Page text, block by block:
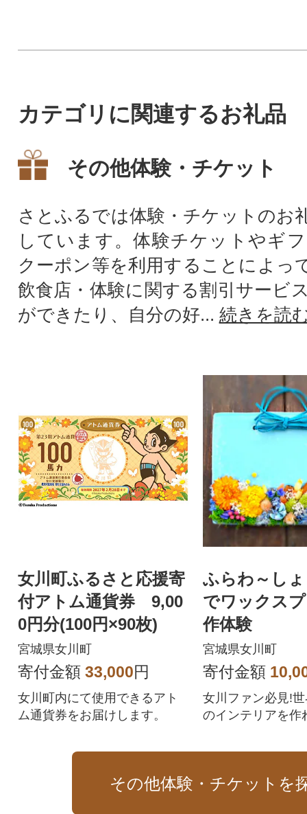
カテゴリに関連するお礼品
その他体験・チケット
さとふるでは体験・チケットのお
しています。体験チケットやギ
クーポン等を利用することによっ
飲食店・体験に関する割引サービ
ができたり、自分の好... 続きを読
女川町ふるさと応援寄
付アトム通貨券 9,00
0円分(100円×90枚)
宮城県女川町
寄付金額 33,000円
女川町内にて使用できるアト
ム通貨券をお届けします。
ふらわ～し
でワックス
作体験
宮城県女川町
寄付金額
女川ファン必見!
のインテリアを作
その他体験・チケットを